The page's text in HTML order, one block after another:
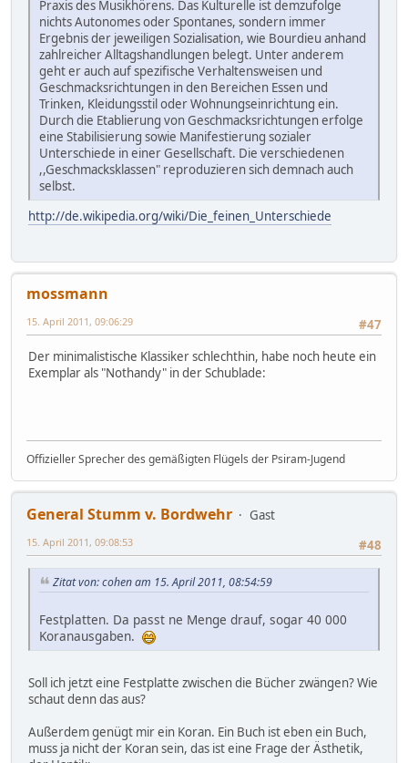
Praxis des Musikhörens. Das Kulturelle ist demzufolge
nichts Autonomes oder Spontanes, sondern immer
Ergebnis der jeweiligen Sozialisation, wie Bourdieu anhand
zahlreicher Alltagshandlungen belegt. Unter anderem
geht er auch auf spezifische Verhaltensweisen und
Geschmacksrichtungen in den Bereichen Essen und
Trinken, Kleidungsstil oder Wohnungseinrichtung ein.
Durch die Etablierung von Geschmacksrichtungen erfolge
eine Stabilisierung sowie Manifestierung sozialer
Unterschiede in einer Gesellschaft. Die verschiedenen
,,Geschmacksklassen" reproduzieren sich demnach auch
selbst.
http://de.wikipedia.org/wiki/Die_feinen_Unterschiede
mossmann
#47
15. April 2011, 09:06:29
Der minimalistische Klassiker schlechthin, habe noch heute ein
Exemplar als "Nothandy" in der Schublade:
Offizieller Sprecher des gemäßigten Flügels der Psiram-Jugend
General Stumm v. Bordwehr
Gast
#48
15. April 2011, 09:08:53
Zitat von: cohen am 15. April 2011, 08:54:59
Festplatten. Da passt ne Menge drauf, sogar 40 000
Koranausgaben.
Soll ich jetzt eine Festplatte zwischen die Bücher zwängen? Wie
schaut denn das aus?
Außerdem genügt mir ein Koran. Ein Buch ist eben ein Buch,
muss ja nicht der Koran sein, das ist eine Frage der Ästhetik,